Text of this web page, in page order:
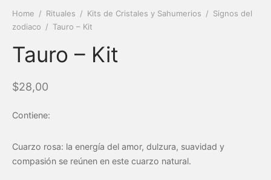
Home / Rituales / Kits de Cristales y Sahumerios / Signos del
zodiaco / Tauro – Kit
Tauro – Kit
$28,00
Contiene:
Cuarzo rosa: la energía del amor, dulzura, suavidad y
compasión se reúnen en este cuarzo natural.